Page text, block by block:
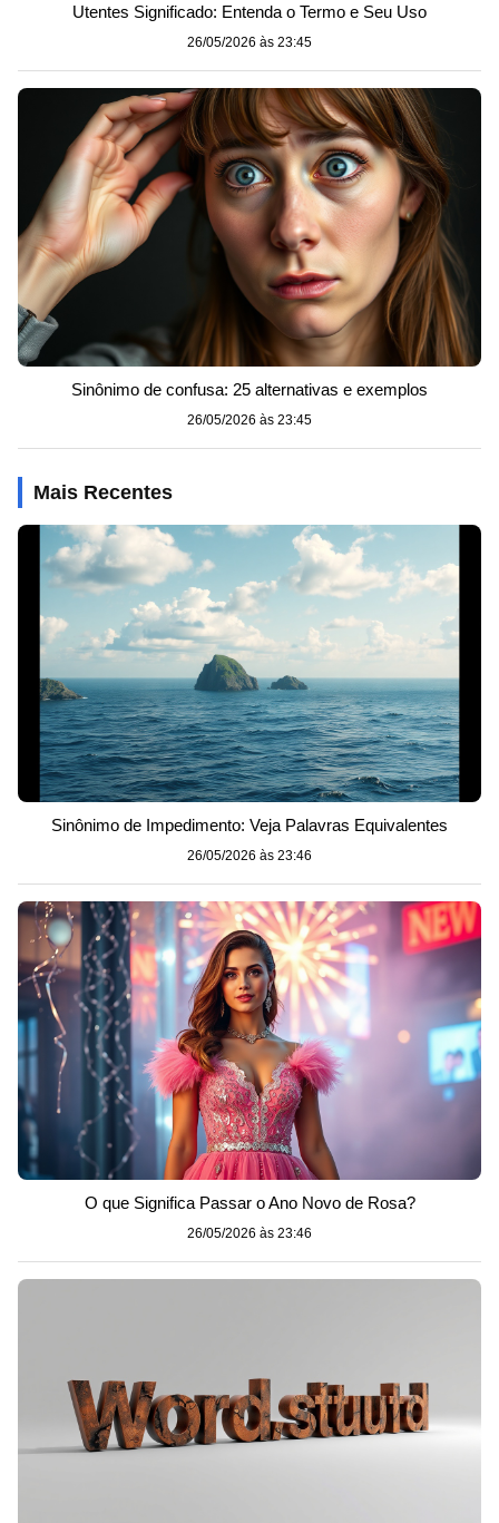
Utentes Significado: Entenda o Termo e Seu Uso
26/05/2026 às 23:45
Sinônimo de confusa: 25 alternativas e exemplos
26/05/2026 às 23:45
Mais Recentes
Sinônimo de Impedimento: Veja Palavras Equivalentes
26/05/2026 às 23:46
O que Significa Passar o Ano Novo de Rosa?
26/05/2026 às 23:46